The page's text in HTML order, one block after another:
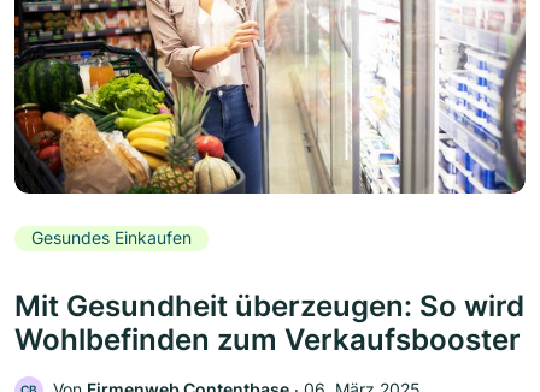
Gesundes Einkaufen
Mit Gesundheit überzeugen: So wird
Wohlbefinden zum Verkaufsbooster